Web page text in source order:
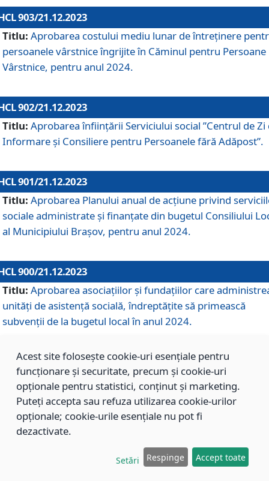
903/21.12.2023
Titlu: Aprobarea costului mediu lunar de întreţinere
persoanele vârstnice îngrijite în Căminul pentru Persoane
Vârstnice, pentru anul 2024.
902/21.12.2023
Titlu: Aprobarea înființării Serviciului social ”Centrul de Zi
Informare și Consiliere pentru Persoanele fără Adăpost”.
901/21.12.2023
Titlu: Aprobarea Planului anual de acțiune privind
sociale administrate și finanțate din bugetul Consiliului
al Municipiului Brașov, pentru anul 2024.
900/21.12.2023
Titlu: Aprobarea asociațiilor şi fundațiilor care
unități de asistenţă socială, îndreptăţite să primească
subvenţii de la bugetul local în anul 2024.
899/21.12.2023
Aprobarea standardelor de cost pentru serviciile
sociale furnizate în cadrul Direcției de Asistență Socială
Brașov, pentru anul 2024.
Modificarea Anexei la H.C.L. nr. 91 din 09.02.2018,
Acest site folosește cookie-uri esențiale pentru
funcționare și securitate, precum și cookie-uri
opționale pentru statistici, conținut și marketing.
Puteți accepta sau refuza utilizarea cookie-urilor
opționale; cookie-urile esențiale nu pot fi
dezactivate.
Setări Respinge Accept toate